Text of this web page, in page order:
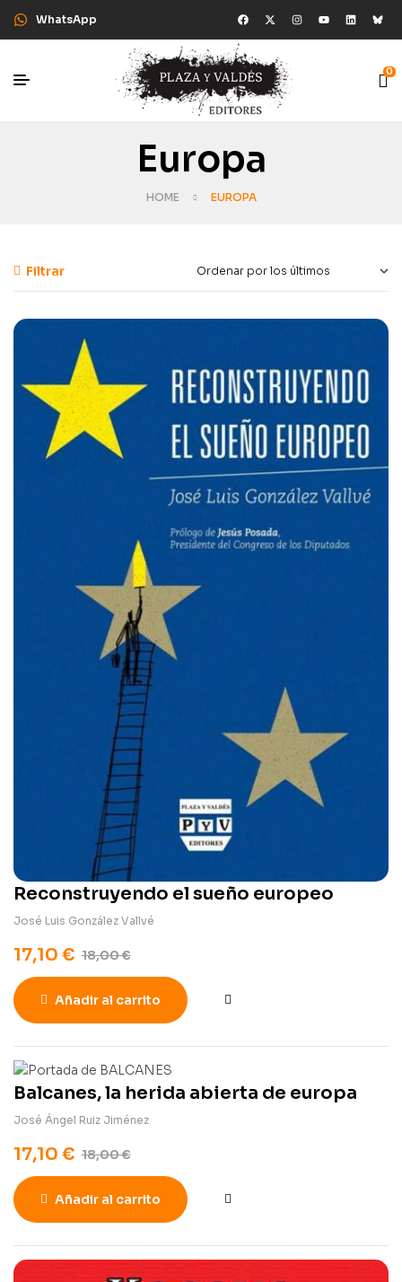
WhatsApp
0
Europa
HOME EUROPA
Filtrar
Reconstruyendo el sueño europeo
José Luis González Vallvé
18,00€
17,10 €
Añadir al carrito
Balcanes, la herida abierta de europa
José Ángel Ruiz Jiménez
18,00€
17,10 €
Añadir al carrito